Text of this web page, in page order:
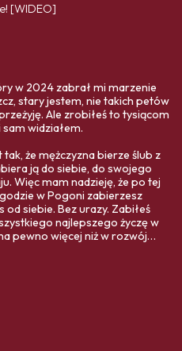
[WIDEO]
w 2024 zabrał mi marzenie
stary jestem, nie takich petów
Ale zrobiłeś to tysiącom
widziałem.
że mężczyzna bierze ślub z
ją do siebie, do swojego
Więc mam nadzieję, że po tej
w Pogoni zabierzesz
siebie. Bez urazy. Zabiłeś
najlepszego życzę w
pewno więcej niż w rozwój